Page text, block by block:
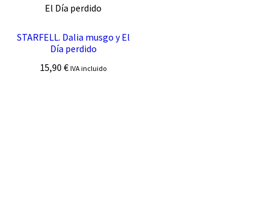
STARFELL. Dalia musgo y El
Día perdido
15,90€ IVA incluido